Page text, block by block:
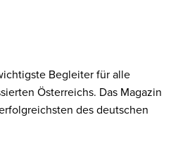
Begleiter für alle
Österreichs. Das Magazin
des deutschen